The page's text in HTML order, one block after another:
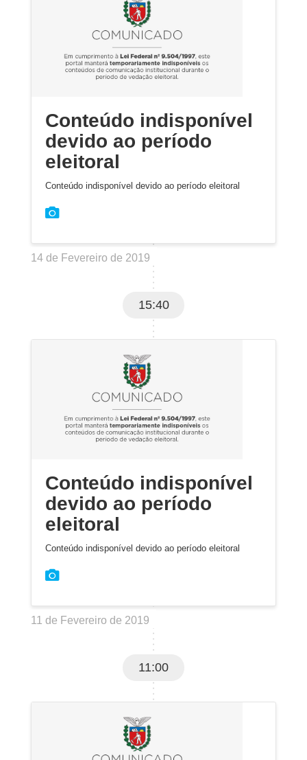
Conteúdo indisponível
devido ao período
eleitoral
Conteúdo indisponível devido ao período eleitoral
14 de Fevereiro de 2019
15:40
Conteúdo indisponível
devido ao período
eleitoral
Conteúdo indisponível devido ao período eleitoral
11 de Fevereiro de 2019
11:00